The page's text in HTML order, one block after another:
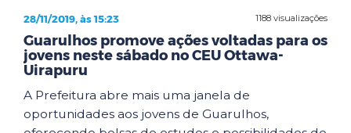
1188 visualizações
28/11/2019, às 15:23
Guarulhos promove ações voltadas para os
jovens neste sábado no CEU Ottawa-
Uirapuru
A Prefeitura abre mais uma janela de
oportunidades aos jovens de Guarulhos,